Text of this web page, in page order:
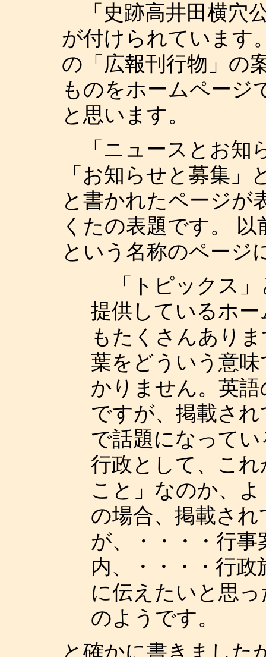
「史跡高井田横穴
が付けられています
の「広報刊行物」の
ものをホームページ
と思います。
「ニュースとお知
「お知らせと募集
と書かれたページが
くたの表題です。
という名称のページ
「トピックス」
提供しているホ
もたくさんあり
葉をどういう意
かりません。英
ですが、掲載さ
で話題になって
行政として、こ
こと」なのか、
の場合、掲載さ
が、・・・・行事
内、・・・・行
に伝えたいと思
のようです。
と確かに書きました